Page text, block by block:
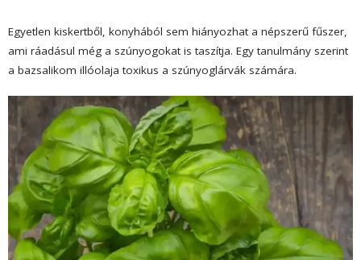
Egyetlen kiskertből, konyhából sem hiányozhat a népszerű fűszer,
ami ráadásul még a szúnyogokat is taszítja. Egy tanulmány szerint
a bazsalikom illóolaja toxikus a szúnyoglárvák számára.